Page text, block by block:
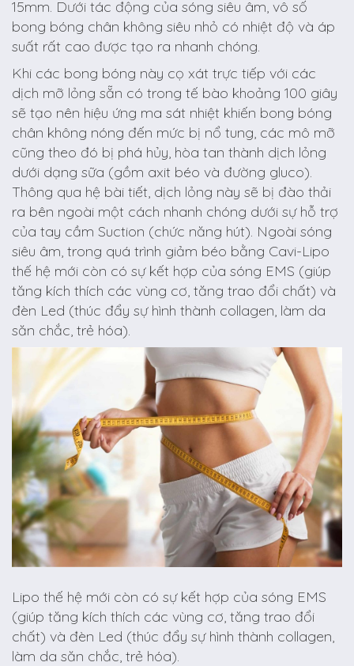
15mm. Dưới tác động của sóng siêu âm, vô số
bong bóng chân không siêu nhỏ có nhiệt độ và áp
suất rất cao được tạo ra nhanh chóng.
Khi các bong bóng này cọ xát trực tiếp với các
dịch mỡ lỏng sẵn có trong tế bào khoảng 100 giây
sẽ tạo nên hiệu ứng ma sát nhiệt khiến bong bóng
chân không nóng đến mức bị nổ tung, các mô mỡ
cũng theo đó bị phá hủy, hòa tan thành dịch lỏng
dưới dạng sữa (gồm axit béo và đường gluco).
Thông qua hệ bài tiết, dịch lỏng này sẽ bị đào thải
ra bên ngoài một cách nhanh chóng dưới sự hỗ trợ
của tay cầm Suction (chức năng hút). Ngoài sóng
siêu âm, trong quá trình giảm béo bằng Cavi-Lipo
thế hệ mới còn có sự kết hợp của sóng EMS (giúp
tăng kích thích các vùng cơ, tăng trao đổi chất) và
đèn Led (thúc đẩy sự hình thành collagen, làm da
săn chắc, trẻ hóa).
Lipo thế hệ mới còn có sự kết hợp của sóng EMS
(giúp tăng kích thích các vùng cơ, tăng trao đổi
chất) và đèn Led (thúc đẩy sự hình thành collagen,
làm da săn chắc, trẻ hóa).